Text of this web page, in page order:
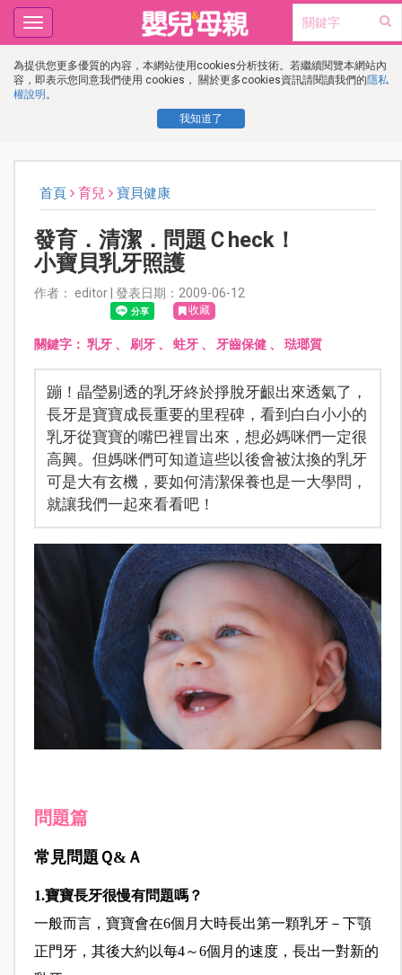
為提供您更多優質的內容，本網站使用cookies分析技術。若繼續閱覽本網站內
容，即表示您同意我們使用 cookies， 關於更多cookies資訊請閱讀我們的隱私
權說明 。
我知道了
Toggle
navigation
首頁 育兒 寶貝健康
發育．清潔．問題Ｃheck！
小寶貝乳牙照護
作者： editor | 發表日期：2009-06-12
收藏
關鍵字： 乳牙、 刷牙、 蛀牙、 牙齒保健、 琺瑯質
蹦！晶瑩剔透的乳牙終於掙脫牙齦出來透氣了，
長牙是寶寶成長重要的里程碑，看到白白小小的
乳牙從寶寶的嘴巴裡冒出來，想必媽咪們一定很
高興。但媽咪們可知道這些以後會被汰換的乳牙
可是大有玄機，要如何清潔保養也是一大學問，
就讓我們一起來看看吧！
問題篇
常見問題Ｑ&Ａ
1.寶寶長牙很慢有問題嗎？
一般而言，寶寶會在6個月大時長出第一顆乳牙－下顎
正門牙，其後大約以每4～6個月的速度，長出一對新的